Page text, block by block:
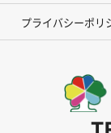
プライバシーポリ